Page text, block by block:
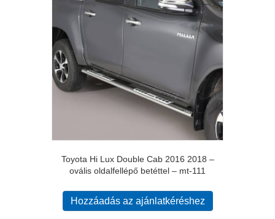
Toyota Hi Lux Double Cab 2016 2018 –
ovális oldalfellépő betéttel – mt-111
Hozzáadás az ajánlatkéréshez